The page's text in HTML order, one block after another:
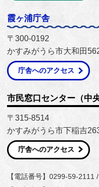
霞ヶ浦庁舎
〒300-0192
かすみがうら市大和田
庁舎へのアクセス
市民窓口センター（中
〒315-8514
かすみがうら市下稲吉
庁舎へのアクセス
【電話番号】0299-59-2111